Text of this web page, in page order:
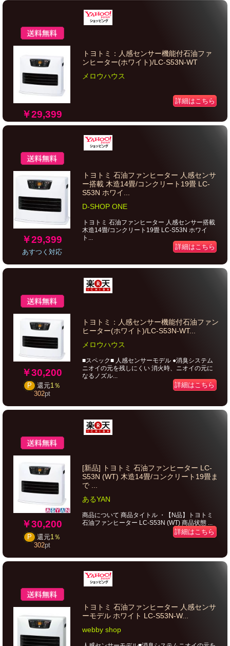
￥29,399
トヨトミ：人感センサー機能付石油ファ
ンヒーター(ホワイト)/LC-S53N-WT
メロウハウス
詳細はこちら
￥29,399
あすつく対応
トヨトミ 石油ファンヒーター 人感センサ
ー搭載 木造14畳/コンクリート19畳 LC-
S53N ホワイ...
D-SHOP ONE
トヨトミ 石油ファンヒーター 人感センサー搭載
木造14畳/コンクリート19畳 LC-S53N ホワイ
ト...
詳細はこちら
￥30,200
P 還元1％
302pt
トヨトミ：人感センサー機能付石油ファン
ヒーター(ホワイト)/LC-S53N-WT...
メロウハウス
■スペック■ 人感センサーモデル ●消臭システム
ニオイの元を残しにくい 消火時、ニオイの元に
なるノズル...
詳細はこちら
￥30,200
P 還元1％
302pt
[新品] トヨトミ 石油ファンヒーター LC-
S53N (WT) 木造14畳/コンクリート19畳ま
で ...
あるYAN
商品について 商品タイトル ・【N品】トヨトミ
石油ファンヒーター LC-S53N (WT) 商品状態 ...
詳細はこちら
トヨトミ 石油ファンヒーター 人感センサ
ーモデル ホワイト LC-S53N-W...
webby shop